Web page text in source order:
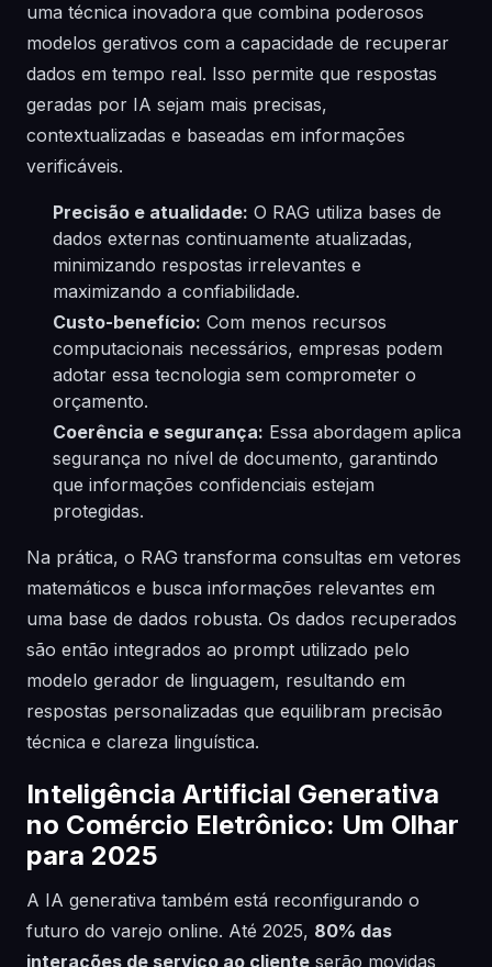
uma técnica inovadora que combina poderosos
modelos gerativos com a capacidade de recuperar
dados em tempo real. Isso permite que respostas
geradas por IA sejam mais precisas,
contextualizadas e baseadas em informações
verificáveis.
Precisão e atualidade: O RAG utiliza bases de
dados externas continuamente atualizadas,
minimizando respostas irrelevantes e
maximizando a confiabilidade.
Custo-benefício: Com menos recursos
computacionais necessários, empresas podem
adotar essa tecnologia sem comprometer o
orçamento.
Coerência e segurança: Essa abordagem aplica
segurança no nível de documento, garantindo
que informações confidenciais estejam
protegidas.
Na prática, o RAG transforma consultas em vetores
matemáticos e busca informações relevantes em
uma base de dados robusta. Os dados recuperados
são então integrados ao prompt utilizado pelo
modelo gerador de linguagem, resultando em
respostas personalizadas que equilibram precisão
técnica e clareza linguística.
Inteligência Artificial Generativa
no Comércio Eletrônico: Um Olhar
para 2025
A IA generativa também está reconfigurando o
futuro do varejo online. Até 2025, 80% das
interações de serviço ao cliente serão movidas